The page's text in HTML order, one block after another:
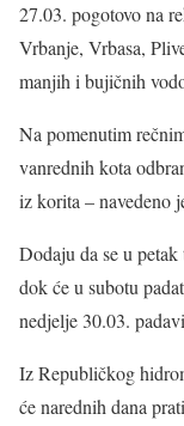
27.03. pogotovo na
Vrbanje, Vrbasa,
manjih i bujičnih
Na pomenutim
vanrednih kota
iz korita – navedeno
Dodaju da se u
dok će u subotu
nedjelje 30.03.
Iz Republičkog
će narednih dana